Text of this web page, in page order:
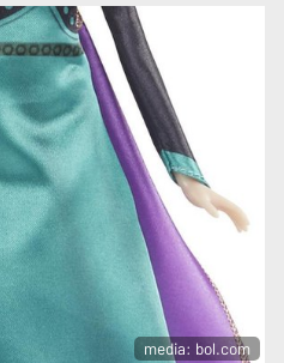
media: bol.com